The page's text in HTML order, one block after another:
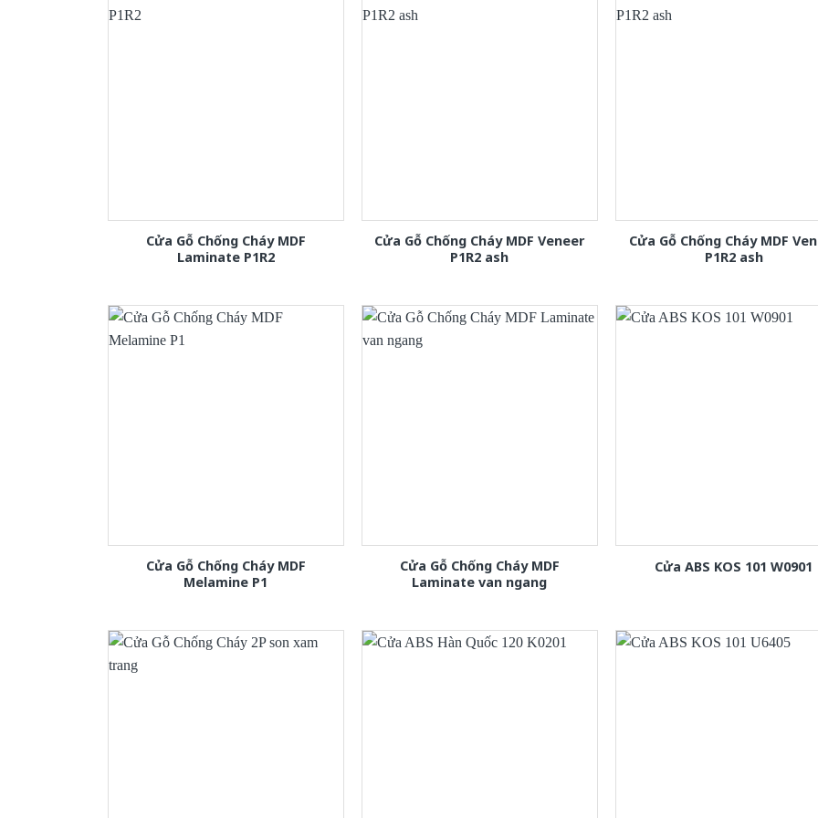
Cửa Gỗ Chống Cháy MDF
Laminate P1R2
Cửa Gỗ Chống Cháy MDF Veneer
P1R2 ash
Cửa Gỗ Chống Cháy MDF
P1R2 ash
Cửa Gỗ Chống Cháy MDF
Melamine P1
Cửa Gỗ Chống Cháy MDF
Laminate van ngang
Cửa ABS KOS 101 W0901